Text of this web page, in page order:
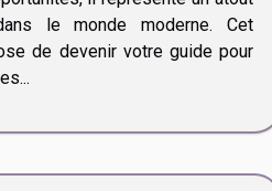
le monde moderne. Cet
de devenir votre guide pour